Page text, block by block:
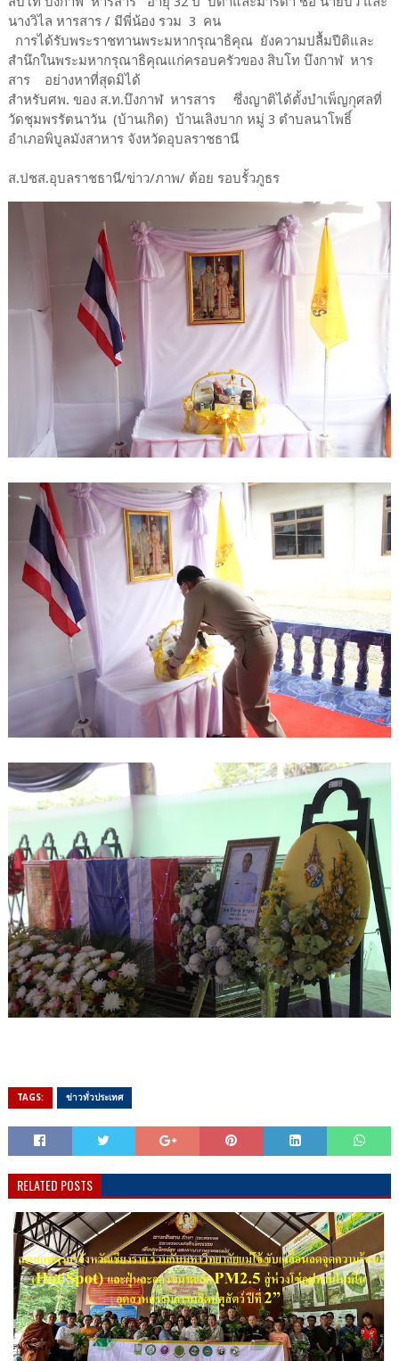
นางวิไล หารสาร / มีพี่น้อง รวม 3 คน
การได้รับพระราชทานพระมหากรุณาธิคุณ ยังความปลื้มปีติและ
สำนึกในพระมหากรุณาธิคุณแก่ครอบครัวของ สิบโท บึงกาฬ หาร
สาร อย่างหาที่สุดมิได้
สำหรับศพ. ของ ส.ท.บึงกาฬ หารสาร ซึ่งญาติได้ตั้งบำเพ็ญกุศลที่
วัดชุมพรรัตนาวัน (บ้านเกิด) บ้านเลิงบาก หมู่ 3 ตำบลนาโพธิ์
อำเภอพิบูลมังสาหาร จังหวัดอุบลราชธานี
ส.ปชส.อุบลราชธานี/ข่าว/ภาพ/ ต้อย รอบรั้วภูธร
TAGS: ข่าวทั่วประเทศ
RELATED POSTS